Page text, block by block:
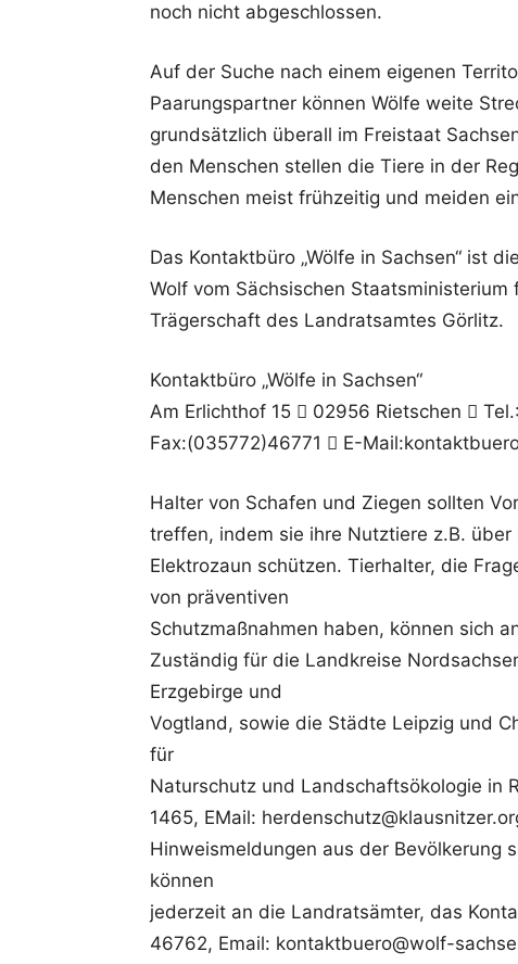
noch nicht abgeschlossen.
Auf der Suche nach einem eigenen
Paarungspartner können Wölfe weite
grundsätzlich überall im Freistaat
den Menschen stellen die Tiere in der
Menschen meist frühzeitig und meiden
Das Kontaktbüro „Wölfe in Sachsen“ ist
Wolf vom Sächsischen
Trägerschaft des Landratsamtes Görlitz.
Kontaktbüro „Wölfe in Sachsen“
Am Erlichthof 15  02956 Rietschen 
Fax:(035772)46771  E-
Halter von Schafen und Ziegen sollten
treffen, indem sie ihre Nutztiere z.B.
Elektrozaun schützen. Tierhalter, die
von präventiven
Schutzmaßnahmen haben, können sich
Zuständig für die Landkreise
Erzgebirge und
Vogtland, sowie die Städte Leipzig und
für
Naturschutz und Landschaftsökologie in
1465, EMail:
Hinweismeldungen aus der Bevölkerung
können
jederzeit an die Landratsämter, das
46762, Email: kontaktbuero@wolf-